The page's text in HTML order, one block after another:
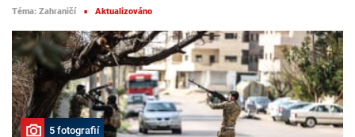
Téma: Zahraničí ■ Aktualizováno
5 fotografií